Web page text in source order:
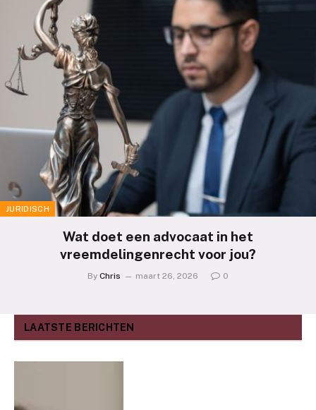
JURIDISCH
Wat doet een advocaat in het
vreemdelingenrecht voor jou?
By Chris maart 26, 2026 0
LAATSTE BERICHTEN